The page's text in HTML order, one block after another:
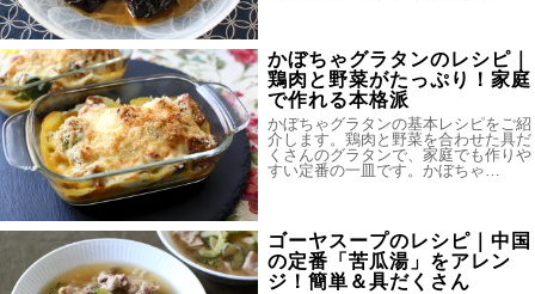
かぼちゃグラタンのレシピ｜
鶏肉と野菜がたっぷり！家庭
で作れる本格派
かぼちゃグラタンの基本レシピをご紹
介します。鶏肉と野菜を合わせた具だ
くさんのグラタンで、家庭でも作りや
すい定番の一皿です。かぼちゃ…
ゴーヤスープのレシピ｜中国
の定番「苦瓜湯」をアレン
ジ！簡単＆具だくさん